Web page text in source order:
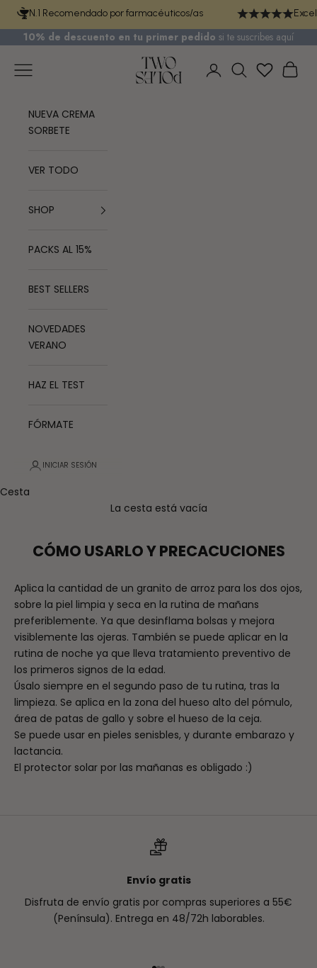
Ir al contenidoN.1 Recomendado por farmacéuticos/as
10% de descuento en tu primer pedido si te suscribes aquí
TWO POLES COSMETICS
Menú
Iniciar sesión
Buscar
NUEVA CREMA
SORBETE
VER TODO
SHOP
PACKS AL 15%
BEST SELLERS
NOVEDADES
VERANO
HAZ EL TEST
FÓRMATE
INICIAR SESIÓN
Cesta
La cesta está vacía
CÓMO USARLO Y PRECACUCIONES
Aplica la cantidad de un granito de arroz para los dos ojos,
sobre la piel limpia y seca en la rutina de mañans
preferiblemente. Ya que desinflama bolsas y mejora
visiblemente las ojeras. También se puede aplicar en la
rutina de noche ya que lleva tratamiento preventivo de
los primeros signos de la edad.
Úsalo siempre en el segundo paso de tu rutina, tras la
limpieza. Se aplica en la zona del hueso alto del pómulo,
área de patas de gallo y sobre el hueso de la ceja.
Se puede usar en pieles senisbles, y durante embarazo y
lactancia.
El protector solar por las mañanas es obligado :)
Envío gratis
Disfruta de envío gratis por compras superiores a 55€
(Península). Entrega en 48/72h laborables.